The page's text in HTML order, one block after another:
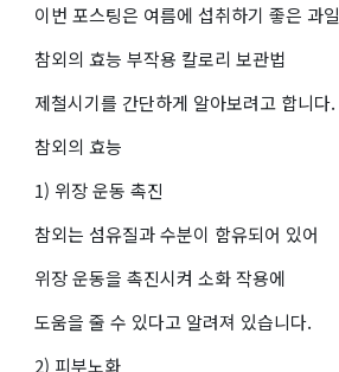
이번 포스팅은 여름에 섭취하기 좋은 과일
참외의 효능 부작용 칼로리 보관법
제철시기를 간단하게 알아보려고 합니다.
참외의 효능
1) 위장 운동 촉진
참외는 섬유질과 수분이 함유되어 있어
위장 운동을 촉진시켜 소화 작용에
도움을 줄 수 있다고 알려져 있습니다.
2) 피부노화